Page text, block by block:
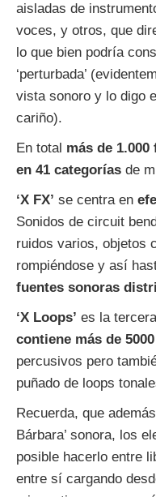
aisladas de
voces, y otros, que
lo que bien podría
‘perturbada’
vista sonoro y lo digo
cariño).
En total más de
en 41 categorías de
‘X FX’ se centra en
Sonidos de circuit
ruidos varios, objetos
rompiéndose y así
fuentes sonoras
‘X Loops’ es la
contiene más de
percusivos pero
puñado de loops
Recuerda, que
Bárbara’ sonora, los
posible hacerlo entre
entre sí cargando